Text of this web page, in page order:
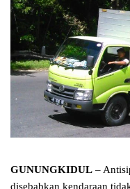
GUNUNGKIDUL –
disebabkan kendaraan